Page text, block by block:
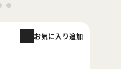
お気に入り追加